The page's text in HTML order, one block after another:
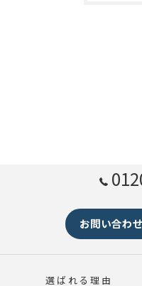
お問い合わせ
選ばれる理由